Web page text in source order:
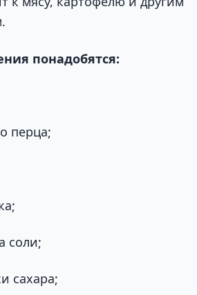
понадобятся:
перца;
соли;
сахара;